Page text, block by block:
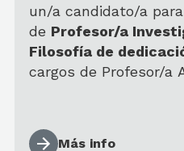
un/a candidato/a
de Profesor/a
Filosofía de
cargos de Profesor/a
Más info